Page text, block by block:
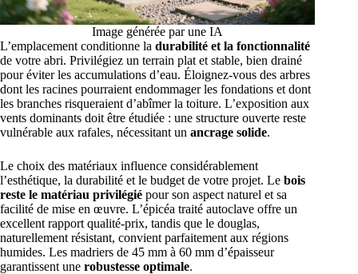
Image générée par une IA
L’emplacement conditionne la durabilité et la fonctionnalité
de votre abri. Privilégiez un terrain plat et stable, bien drainé
pour éviter les accumulations d’eau. Éloignez-vous des arbres
dont les racines pourraient endommager les fondations et dont
les branches risqueraient d’abîmer la toiture. L’exposition aux
vents dominants doit être étudiée : une structure ouverte reste
vulnérable aux rafales, nécessitant un ancrage solide.
Le choix des matériaux influence considérablement
l’esthétique, la durabilité et le budget de votre projet. Le bois
reste le matériau privilégié pour son aspect naturel et sa
facilité de mise en œuvre. L’épicéa traité autoclave offre un
excellent rapport qualité-prix, tandis que le douglas,
naturellement résistant, convient parfaitement aux régions
humides. Les madriers de 45 mm à 60 mm d’épaisseur
garantissent une robustesse optimale.